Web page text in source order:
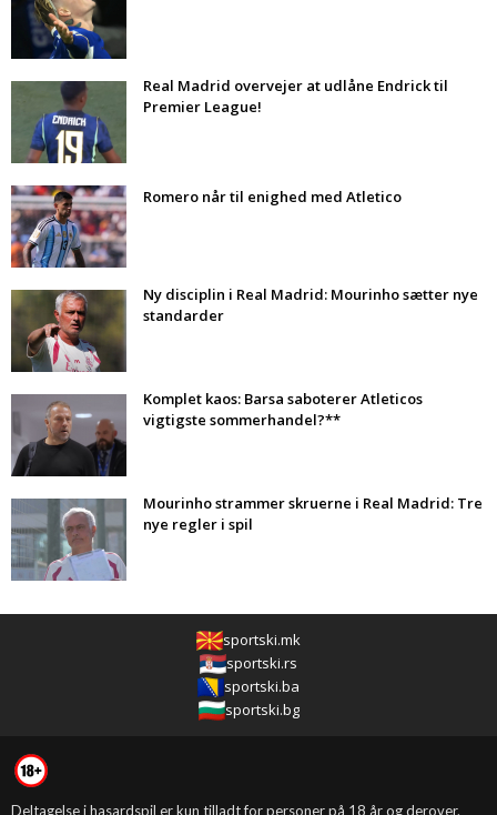
Real Madrid overvejer at udlåne Endrick til
Premier League!
Romero når til enighed med Atletico
Ny disciplin i Real Madrid: Mourinho sætter nye
standarder
Komplet kaos: Barsa saboterer Atleticos
vigtigste sommerhandel?**
Mourinho strammer skruerne i Real Madrid: Tre
nye regler i spil
sportski.mk
sportski.rs
sportski.ba
sportski.bg
Deltagelse i hasardspil er kun tilladt for personer på 18 år og derover.